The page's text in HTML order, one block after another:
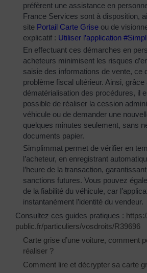
préfèrent une assistance en
France Services sont à disposition,
site Portail Carte Grise ou de
explicatif : Utiliser l’application
En effectuant ces démarches en
acheteurs minimisent les risques
saisie des informations de vente, ce
problème fiscal ultérieur. Ainsi, grâce
dématérialisation des procédures, il
possible de réaliser la cession
véhicule ou de demander une
quelques minutes seulement, sans
documents papier.
Simplimmat permet de vérifier en
l’acheteur, en enregistrant
l’heure de la transaction,
sanctions futures. Vous pouvez
de la fiabilité du véhicule, car
instantanément l’identité du vendeur.
Consultez ces guides pratiques :
public.fr/particuliers/vosdroits/R39696
Carte grise d’une voiture, comment
réaliser ?
Comment lire et décrypter sa carte